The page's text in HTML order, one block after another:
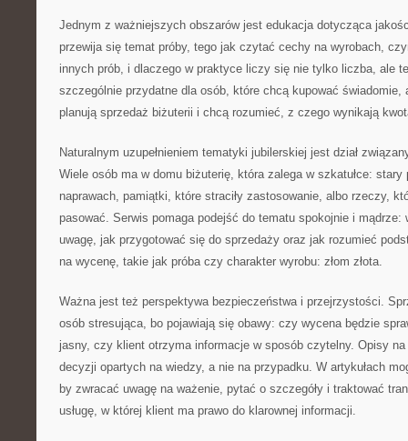
Jednym z ważniejszych obszarów jest edukacja dotycząca
przewija się temat próby, tego jak czytać cechy na wyrobach,
innych prób, i dlaczego w praktyce liczy się nie tylko liczba, ale
szczególnie przydatne dla osób, które chcą kupować
planują sprzedaż biżuterii i chcą rozumieć, z czego wynikają
Naturalnym uzupełnieniem tematyki jubilerskiej jest dział
Wiele osób ma w domu biżuterię, która zalega w szkatułce:
naprawach, pamiątki, które straciły zastosowanie, albo rzeczy,
pasować. Serwis pomaga podejść do tematu spokojnie i mądrze:
uwagę, jak przygotować się do sprzedaży oraz jak rozumieć
na wycenę, takie jak próba czy charakter wyrobu: złom złota.
Ważna jest też perspektywa bezpieczeństwa i przejrzystości.
osób stresująca, bo pojawiają się obawy: czy wycena będzie
jasny, czy klient otrzyma informacje w sposób czytelny. Opisy
decyzji opartych na wiedzy, a nie na przypadku. W artykułach
by zwracać uwagę na ważenie, pytać o szczegóły i traktować
usługę, w której klient ma prawo do klarownej informacji.